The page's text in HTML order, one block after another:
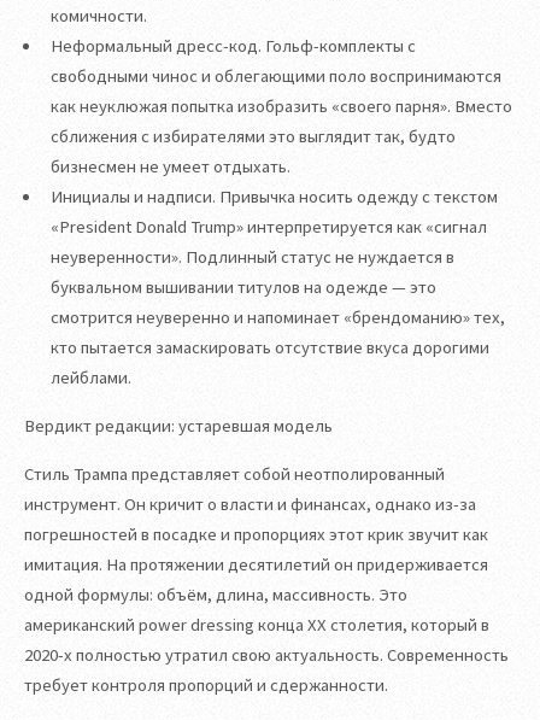
комичности.
Неформальный дресс-код. Гольф-комплекты с
свободными чинос и облегающими поло воспринимаются
как неуклюжая попытка изобразить «своего парня». Вместо
сближения с избирателями это выглядит так, будто
бизнесмен не умеет отдыхать.
Инициалы и надписи. Привычка носить одежду с текстом
«President Donald Trump» интерпретируется как «сигнал
неуверенности». Подлинный статус не нуждается в
буквальном вышивании титулов на одежде — это
смотрится неуверенно и напоминает «брендоманию» тех,
кто пытается замаскировать отсутствие вкуса дорогими
лейблами.
Вердикт редакции: устаревшая модель
Стиль Трампа представляет собой неотполированный
инструмент. Он кричит о власти и финансах, однако из-за
погрешностей в посадке и пропорциях этот крик звучит как
имитация. На протяжении десятилетий он придерживается
одной формулы: объём, длина, массивность. Это
американский power dressing конца XX столетия, который в
2020-х полностью утратил свою актуальность. Современность
требует контроля пропорций и сдержанности.